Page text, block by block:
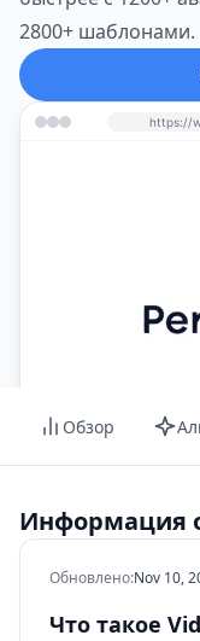
2800+ шаблонами.
Обзор
Информация
Обновлено:Nov 10,
Что такое